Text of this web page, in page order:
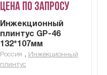
Цена по запросу
Инжекционный
плинтус GP-46
132*107мм
Россия , Инжекционный
плинтус